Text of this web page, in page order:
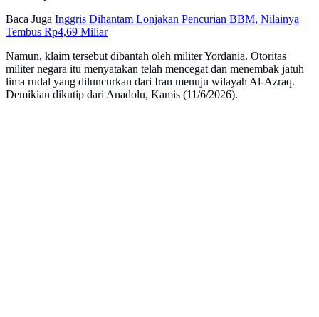
Baca Juga Inggris Dihantam Lonjakan Pencurian BBM, Nilainya
Tembus Rp4,69 Miliar
Namun, klaim tersebut dibantah oleh militer Yordania. Otoritas
militer negara itu menyatakan telah mencegat dan menembak jatuh
lima rudal yang diluncurkan dari Iran menuju wilayah Al-Azraq.
Demikian dikutip dari Anadolu, Kamis (11/6/2026).